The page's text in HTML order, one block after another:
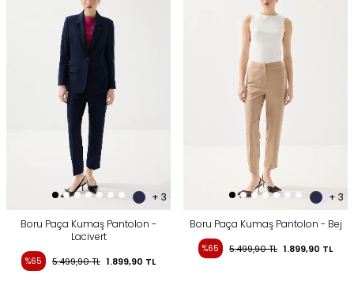
+ 3
Boru Paça Kumaş Pantolon -
Lacivert
%65 5.499,90TL 1.899,90 TL
+ 3
Boru Paça Kumaş Pantolon - Bej
%65 5.499,90TL 1.899,90 TL